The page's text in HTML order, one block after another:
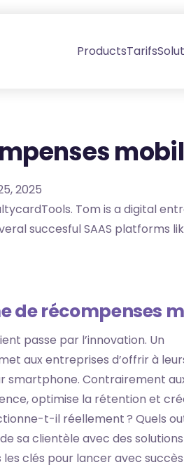
ProductsTarifs
2025
Tom is a digital
succesful SAAS platforms
de récompenses
passe par l’innovation. Un
aux entreprises d’offrir à
smartphone. Contrairement
optimise la rétention et
t-il réellement ? Quels
sa clientèle avec des
clés pour lancer avec